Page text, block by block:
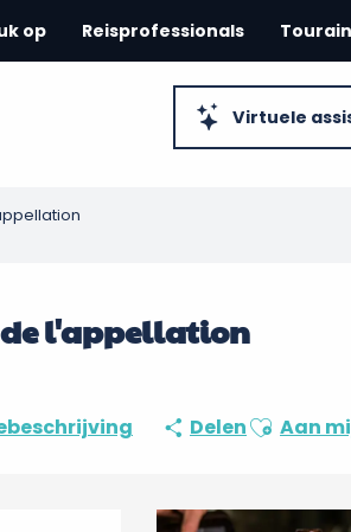
Virtuele
op Reisprofessionals
de l'appellation
DelenAjouter
Aan